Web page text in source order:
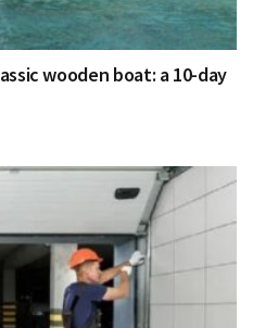
wooden boat: a 10-day